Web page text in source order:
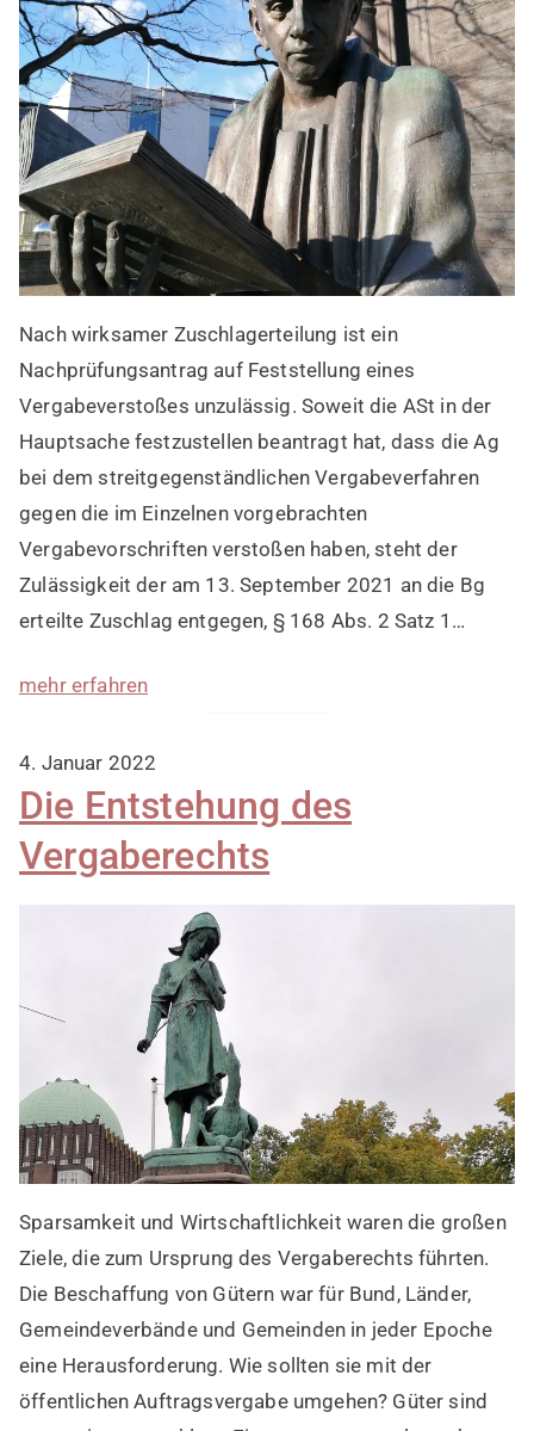
Nach wirksamer Zuschlagerteilung ist ein
Nachprüfungsantrag auf Feststellung eines
Vergabeverstoßes unzulässig. Soweit die ASt in der
Hauptsache festzustellen beantragt hat, dass die Ag
bei dem streitgegenständlichen Vergabeverfahren
gegen die im Einzelnen vorgebrachten
Vergabevorschriften verstoßen haben, steht der
Zulässigkeit der am 13. September 2021 an die Bg
erteilte Zuschlag entgegen, § 168 Abs. 2 Satz 1…
mehr erfahren
4. Januar 2022
Die Entstehung des
Vergaberechts
Sparsamkeit und Wirtschaftlichkeit waren die großen
Ziele, die zum Ursprung des Vergaberechts führten.
Die Beschaffung von Gütern war für Bund, Länder,
Gemeindeverbände und Gemeinden in jeder Epoche
eine Herausforderung. Wie sollten sie mit der
öffentlichen Auftragsvergabe umgehen? Güter sind